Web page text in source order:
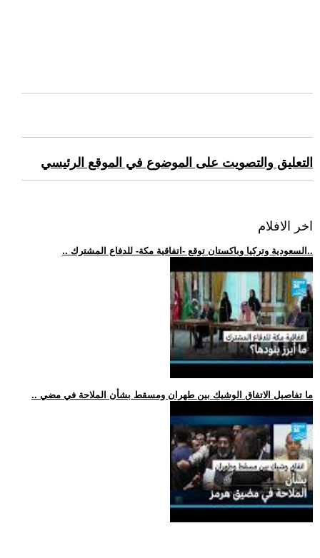
التعليق والتصويت على الموضوع في الموقع الرئيسي
اخر الافلام
.. السعودية وتركيا وباكستان توقع -اتفاقية مكة- للدفاع المشترك..
.. ما تفاصيل الاتفاق الوشيك بين طهران ومسقط بشأن الملاحة في مضي